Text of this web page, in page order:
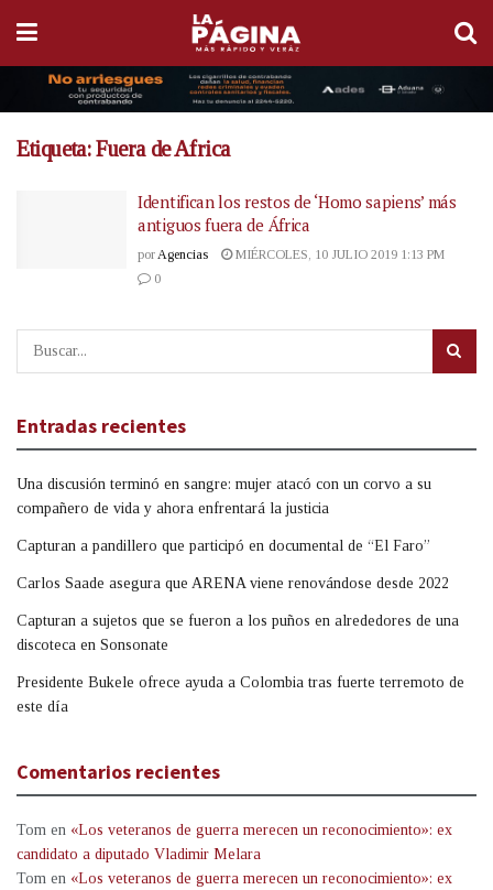
Etiqueta:Fuera de Africa
Identifican los restos de ‘Homo sapiens’ más
antiguos fuera de África
por Agencias
MIÉRCOLES, 10 JULIO 2019 1:13 PM
0
Entradas recientes
Una discusión terminó en sangre: mujer atacó con un corvo a su
compañero de vida y ahora enfrentará la justicia
Capturan a pandillero que participó en documental de “El Faro”
Carlos Saade asegura que ARENA viene renovándose desde 2022
Capturan a sujetos que se fueron a los puños en alrededores de una
discoteca en Sonsonate
Presidente Bukele ofrece ayuda a Colombia tras fuerte terremoto de
este día
Comentarios recientes
Tom en «Los veteranos de guerra merecen un reconocimiento»: ex
candidato a diputado Vladimir Melara
Tom en «Los veteranos de guerra merecen un reconocimiento»: ex